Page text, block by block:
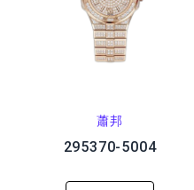
蕭邦
295370-5004